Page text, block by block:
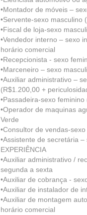
•Montador de móveis –
•Servente-sexo
•Fiscal de loja-sexo
•Vendedor interno – sexo
horário comercial
•Recepcionista - sexo
•Marceneiro – sexo
•Auxiliar administrativo –
(R$1.200,00 +
•Passadeira-sexo
•Operador de maquinas
Verde
•Consultor de vendas-
•Assistente de secretária
EXPERIÊNCIA
•Auxiliar administrativo /
segunda a sexta
•Auxiliar de cobrança -
•Auxiliar de instalador de
•Auxiliar de montagem
horário comercial